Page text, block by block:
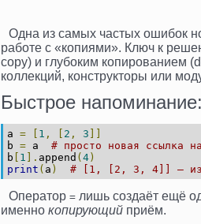
Одна из самых частых ошибок
работе с «копиями». Ключ к
copy) и глубоким копированием
коллекций, конструкторы или
Быстрое
a = [ 1 , [ 2 , 3 ]]
b = a # просто новая ссылка
b [ 1 ]. append (4)
print ( a ) # [1, [2, 3, 4]] —
Оператор = лишь создаёт ещё
именно копирующий приём.